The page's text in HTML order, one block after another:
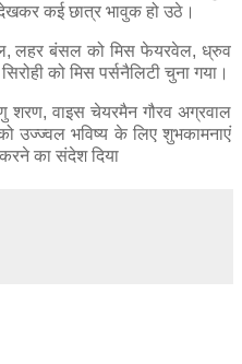
देखकर कई छात्र भावुक हो उठे।
लहर बंसल को मिस फेयरवेल, ध्रुव
को मिस पर्सनैलिटी चुना गया।
वाइस चेयरमैन गौरव अग्रवाल
को उज्ज्वल भविष्य के लिए शुभकामनाएं
का संदेश दिया